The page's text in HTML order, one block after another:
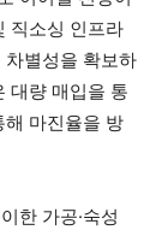
직소싱 인프라
별성을 확보하
대량 매입을 통
해 마진율을 방
한 가공·숙성